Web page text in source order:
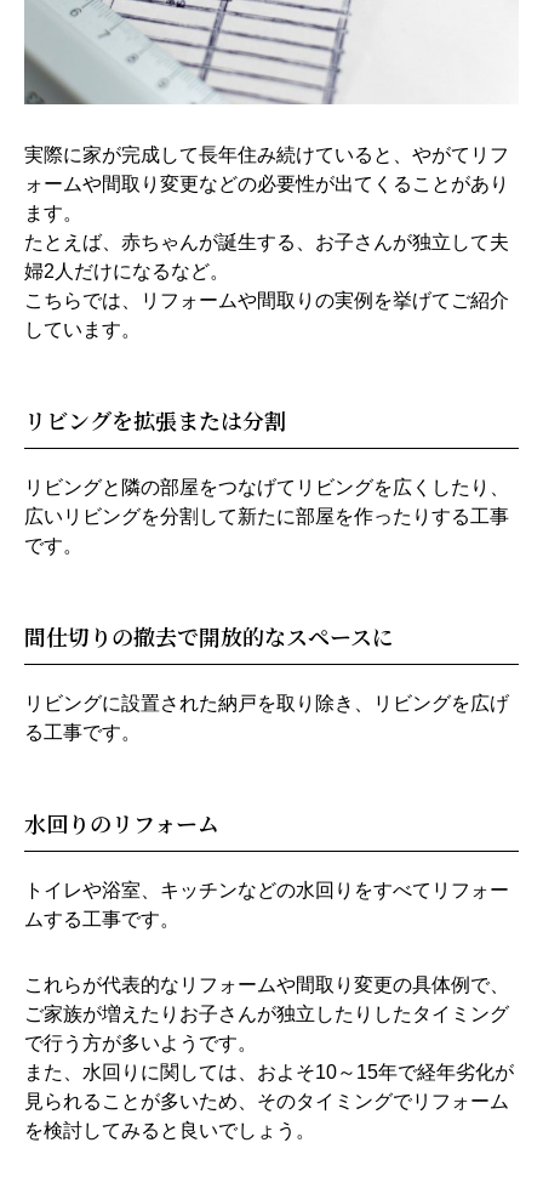
実際に家が完成して長年住み続けていると、やがてリフ
ォームや間取り変更などの必要性が出てくることがあり
ます。
たとえば、赤ちゃんが誕生する、お子さんが独立して夫
婦2人だけになるなど。
こちらでは、リフォームや間取りの実例を挙げてご紹介
しています。
リビングを拡張または分割
リビングと隣の部屋をつなげてリビングを広くしたり、
広いリビングを分割して新たに部屋を作ったりする工事
です。
間仕切りの撤去で開放的なスペースに
リビングに設置された納戸を取り除き、リビングを広げ
る工事です。
水回りのリフォーム
トイレや浴室、キッチンなどの水回りをすべてリフォー
ムする工事です。
これらが代表的なリフォームや間取り変更の具体例で、
ご家族が増えたりお子さんが独立したりしたタイミング
で行う方が多いようです。
また、水回りに関しては、およそ10～15年で経年劣化が
見られることが多いため、そのタイミングでリフォーム
を検討してみると良いでしょう。